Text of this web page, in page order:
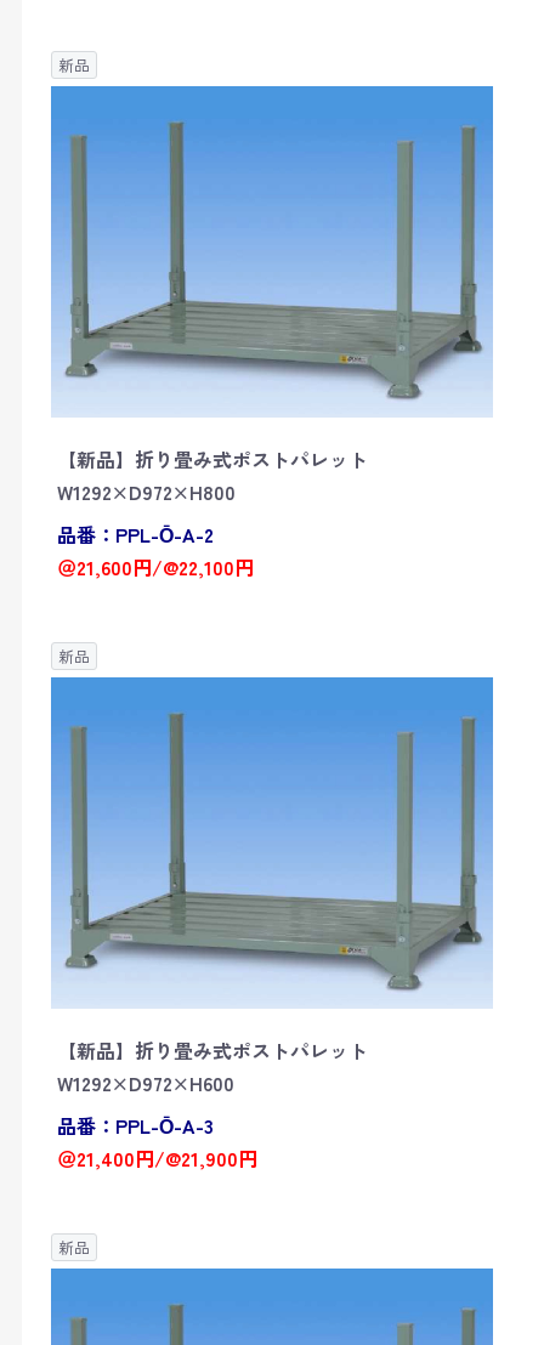
新品
【新品】折り畳み式ポストパレット
W1292×D972×H800
品番：PPL-Ō-A-2
＠21,600円/@22,100円
新品
【新品】折り畳み式ポストパレット
W1292×D972×H600
品番：PPL-Ō-A-3
＠21,400円/@21,900円
新品